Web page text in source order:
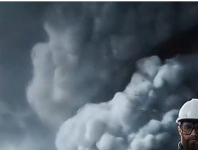
Works biedt